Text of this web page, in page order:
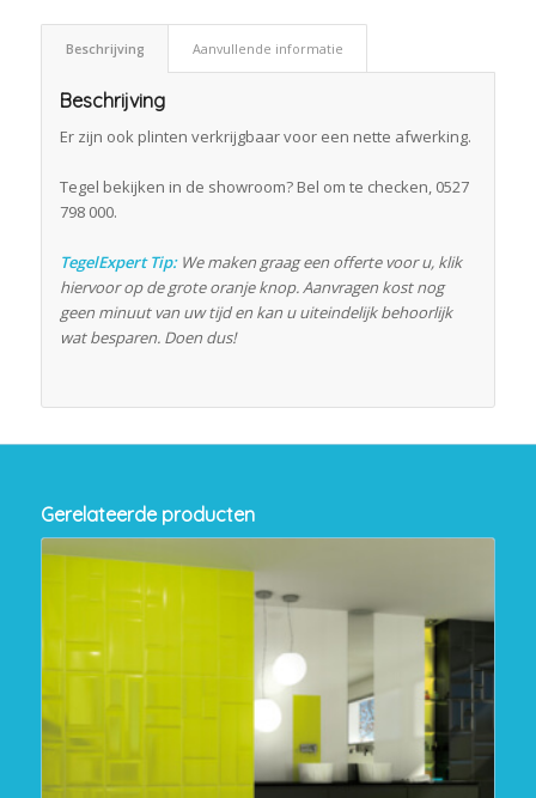
Beschrijving Aanvullende informatie
Beschrijving
Er zijn ook plinten verkrijgbaar voor een nette afwerking.
Tegel bekijken in de showroom? Bel om te checken, 0527
798 000.
TegelExpert Tip:We maken graag een offerte voor u, klik
hiervoor op de grote oranje knop. Aanvragen kost nog
geen minuut van uw tijd en kan u uiteindelijk behoorlijk
wat besparen. Doen dus!
Gerelateerde producten